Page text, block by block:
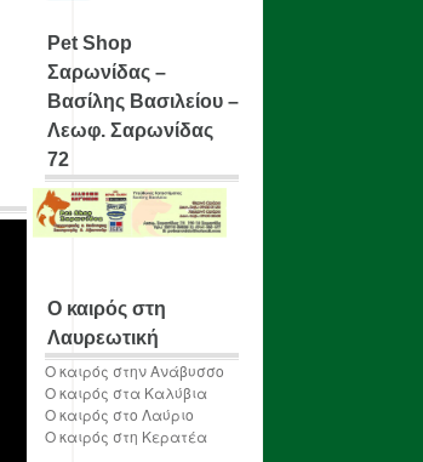
Pet Shop
Σαρωνίδας –
Βασίλης Βασιλείου –
Λεωφ. Σαρωνίδας
72
Ο καιρός στη
Λαυρεωτική
Ο καιρός στην Ανάβυσσο
Ο καιρός στα Καλύβια
Ο καιρός στο Λαύριο
Ο καιρός στη Κερατέα